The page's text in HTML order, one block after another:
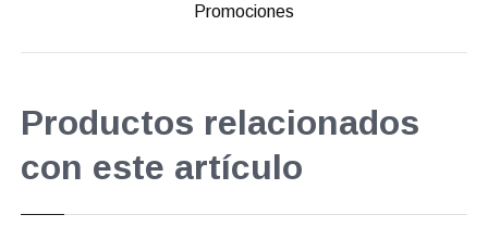
Promociones
Productos relacionados
con este artículo